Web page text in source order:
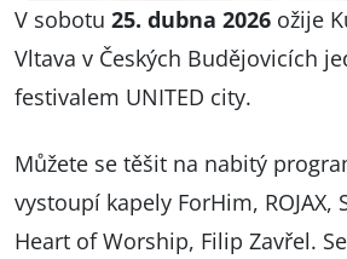
V sobotu 25. dubna 2026 ožije
Vltava v Českých Budějovicích
festivalem UNITED city.
Můžete se těšit na nabitý
vystoupí kapely ForHim, ROJAX,
Heart of Worship, Filip Zavřel.